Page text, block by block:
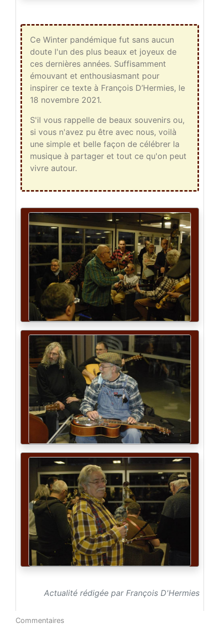
Ce Winter pandémique fut sans aucun
doute l'un des plus beaux et joyeux de
ces dernières années. Suffisamment
émouvant et enthousiasmant pour
inspirer ce texte à François D’Hermies, le
18 novembre 2021.
S'il vous rappelle de beaux souvenirs ou,
si vous n'avez pu être avec nous, voilà
une simple et belle façon de célébrer la
musique à partager et tout ce qu'on peut
vivre autour.
Actualité rédigée par François D'Hermies
Commentaires